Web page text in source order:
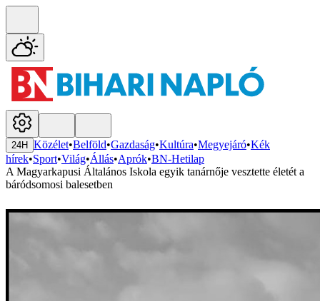
24H Közélet•Belföld•Gazdaság•Kultúra•Megyejáró•Kék
hírek•Sport•Világ•Állás•Aprók•BN-Hetilap
A Magyarkapusi Általános Iskola egyik tanárnője vesztette életét a
báródsomosi balesetben